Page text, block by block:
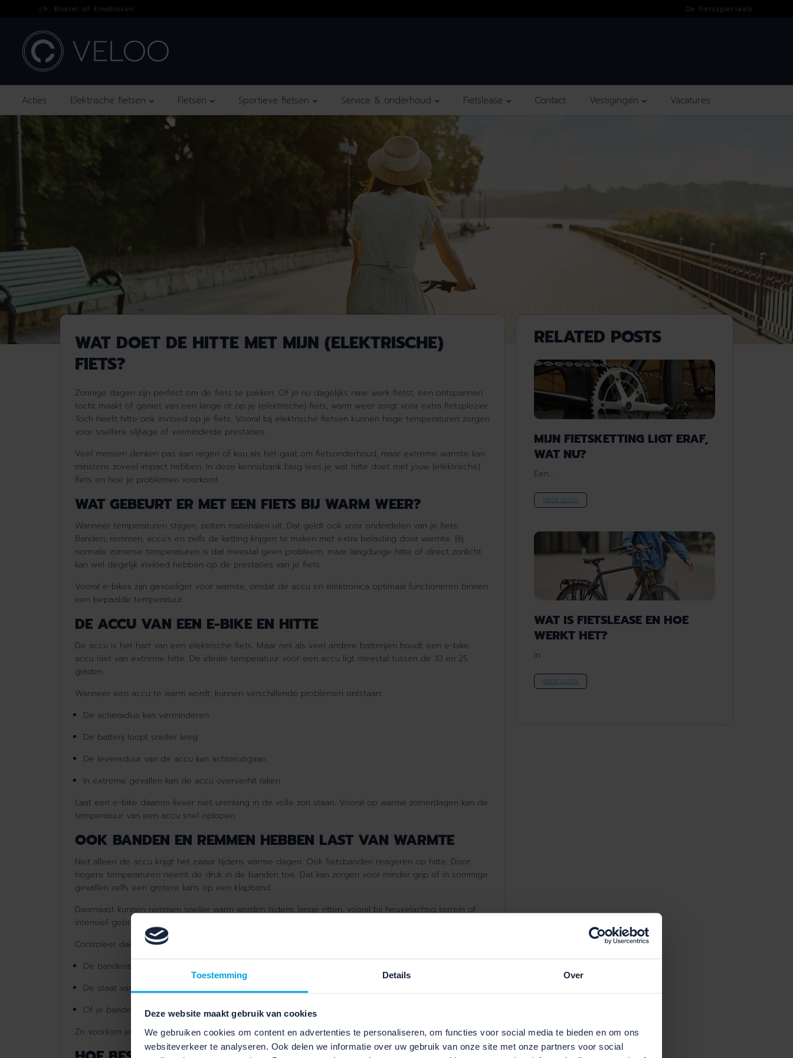
Toestemming Details Over
Deze website maakt gebruik van cookies
We gebruiken cookies om content en advertenties te personaliseren, om functies voor social media te bieden en om ons
websiteverkeer te analyseren. Ook delen we informatie over uw gebruik van onze site met onze partners voor social
OVERSLAAN
Acties Elektrische fietsen Fietsen Sportieve fietsen Service & onderhoud Fietslease Contact Vestigingen Vacatures
WAT DOET DE HITTE MET MIJN (ELEKTRISCHE)
FIETS?
Zonnige dagen zijn perfect om de fiets te pakken. Of je nu dagelijks naar werk fietst, een ontspannen
tocht maakt of geniet van een lange rit op je (elektrische) fiets, warm weer zorgt voor extra fietsplezier.
Toch heeft hitte ook invloed op je fiets. Vooral bij elektrische fietsen kunnen hoge temperaturen zorgen
voor snellere slijtage of verminderde prestaties.
Veel mensen denken pas aan regen of kou als het gaat om fietsonderhoud, maar extreme warmte kan
minstens zoveel impact hebben. In deze kennisbank blog lees je wat hitte doet met jouw (elektrische)
fiets en hoe je problemen voorkomt.
WAT GEBEURT ER MET EEN FIETS BIJ WARM WEER?
Wanneer temperaturen stijgen, zetten materialen uit. Dat geldt ook voor onderdelen van je fiets.
Banden, remmen, accu’s en zelfs de ketting krijgen te maken met extra belasting door warmte. Bij
normale zomerse temperaturen is dat meestal geen probleem, maar langdurige hitte of direct zonlicht
kan wel degelijk invloed hebben op de prestaties van je fiets.
Vooral e-bikes zijn gevoeliger voor warmte, omdat de accu en elektronica optimaal functioneren binnen
een bepaalde temperatuur.
DE ACCU VAN EEN E-BIKE EN HITTE
De accu is het hart van een elektrische fiets. Maar net als veel andere batterijen houdt een e-bike
accu niet van extreme hitte. De ideale temperatuur voor een accu ligt meestal tussen de 10 en 25
graden.
Wanneer een accu te warm wordt, kunnen verschillende problemen ontstaan:
De actieradius kan verminderen
De batterij loopt sneller leeg
De levensduur van de accu kan achteruitgaan
In extreme gevallen kan de accu oververhit raken
Laat een e-bike daarom liever niet urenlang in de volle zon staan. Vooral op warme zomerdagen kan de
temperatuur van een accu snel oplopen.
OOK BANDEN EN REMMEN HEBBEN LAST VAN WARMTE
Niet alleen de accu krijgt het zwaar tijdens warme dagen. Ook fietsbanden reageren op hitte. Door
hogere temperaturen neemt de druk in de banden toe. Dat kan zorgen voor minder grip of in sommige
gevallen zelfs een grotere kans op een klapband.
Daarnaast kunnen remmen sneller warm worden tijdens lange ritten, vooral bij heuvelachtig terrein of
intensief gebruik. Hierdoor kunnen remprestaties tijdelijk verminderen.
Controleer daarom regelmatig:
De bandenspanning
De staat van je remmen
Of je banden slijtage vertonen
Zo voorkom je verrassingen onderweg.
RELATED POSTS
MIJN FIETSKETTING LIGT ERAF,
WAT NU?
Een...
MEER LEZEN
WAT IS FIETSLEASE EN HOE
WERKT HET?
In...
MEER LEZEN